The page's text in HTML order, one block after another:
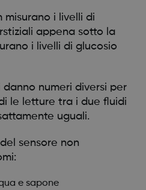
misurano i livelli di
appena sotto la
i livelli di glucosio
danno numeri diversi per
le letture tra i due fluidi
uguali.
sensore non
e sapone